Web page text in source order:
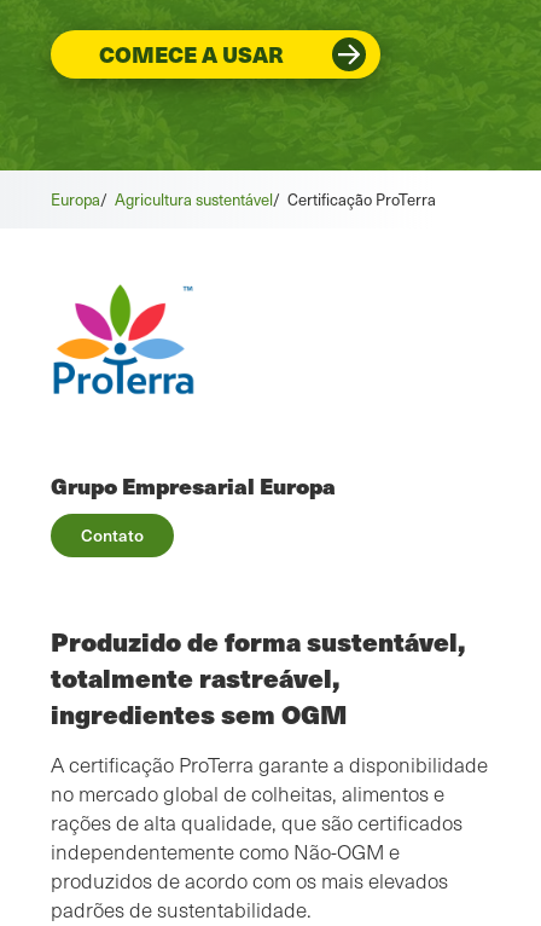
COMECE A USAR
Europa/ Agricultura sustentável/ Certificação ProTerra
Grupo Empresarial Europa
Contato
Produzido de forma sustentável,
totalmente rastreável,
ingredientes sem OGM
A certificação ProTerra garante a disponibilidade
no mercado global de colheitas, alimentos e
rações de alta qualidade, que são certificados
independentemente como Não-OGM e
produzidos de acordo com os mais elevados
padrões de sustentabilidade.